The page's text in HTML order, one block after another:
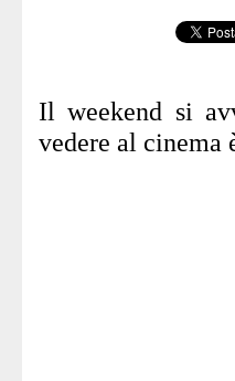
Il weekend si
vedere al cinema